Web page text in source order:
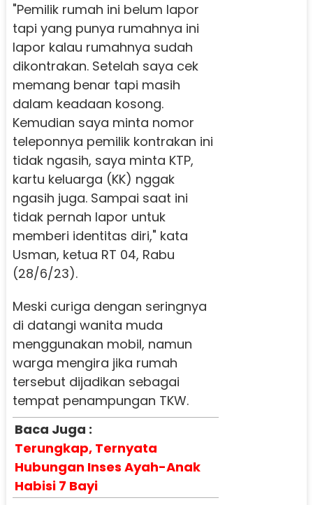
"Pemilik rumah ini belum lapor
tapi yang punya rumahnya ini
lapor kalau rumahnya sudah
dikontrakan. Setelah saya cek
memang benar tapi masih
dalam keadaan kosong.
Kemudian saya minta nomor
teleponnya pemilik kontrakan ini
tidak ngasih, saya minta KTP,
kartu keluarga (KK) nggak
ngasih juga. Sampai saat ini
tidak pernah lapor untuk
memberi identitas diri," kata
Usman, ketua RT 04, Rabu
(28/6/23).
Meski curiga dengan seringnya
di datangi wanita muda
menggunakan mobil, namun
warga mengira jika rumah
tersebut dijadikan sebagai
tempat penampungan TKW.
Baca Juga :
Terungkap, Ternyata
Hubungan Inses Ayah-Anak
Habisi 7 Bayi